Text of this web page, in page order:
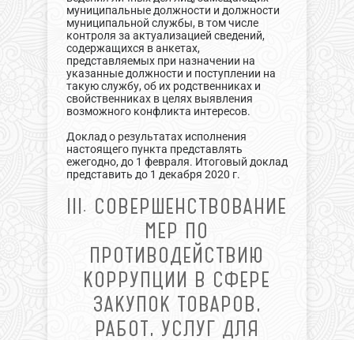
муниципальные должности и должности
муниципальной службы, в том числе
контроля за актуализацией сведений,
содержащихся в анкетах,
представляемых при назначении на
указанные должности и поступлении на
такую службу, об их родственниках и
свойственниках в целях выявления
возможного конфликта интересов.
Доклад о результатах исполнения
настоящего пункта представлять
ежегодно, до 1 февраля. Итоговый доклад
представить до 1 декабря 2020 г.
III. СОВЕРШЕНСТВОВАНИЕ
МЕР ПО
ПРОТИВОДЕЙСТВИЮ
КОРРУПЦИИ В СФЕРЕ
ЗАКУПОК ТОВАРОВ,
РАБОТ, УСЛУГ ДЛЯ